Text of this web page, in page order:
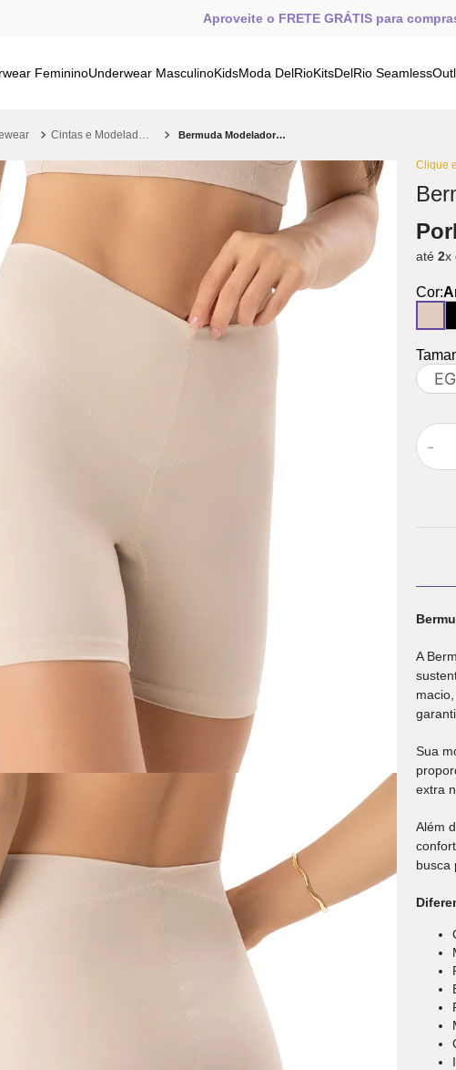
Aproveite o FRETE GRÁTIS para
FemininoUnderwear MasculinoKidsModa DelRioKitsDelRio Seamless
Cintas e Modeladores Bermuda Modeladora Cós Alto de Satinete Areia
Clique
Por
até 2x
Cor:
EG
－
A
Sua
extra
Além
busca